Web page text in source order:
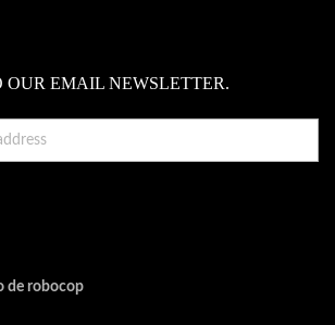
OUR EMAIL NEWSLETTER.
de robocop